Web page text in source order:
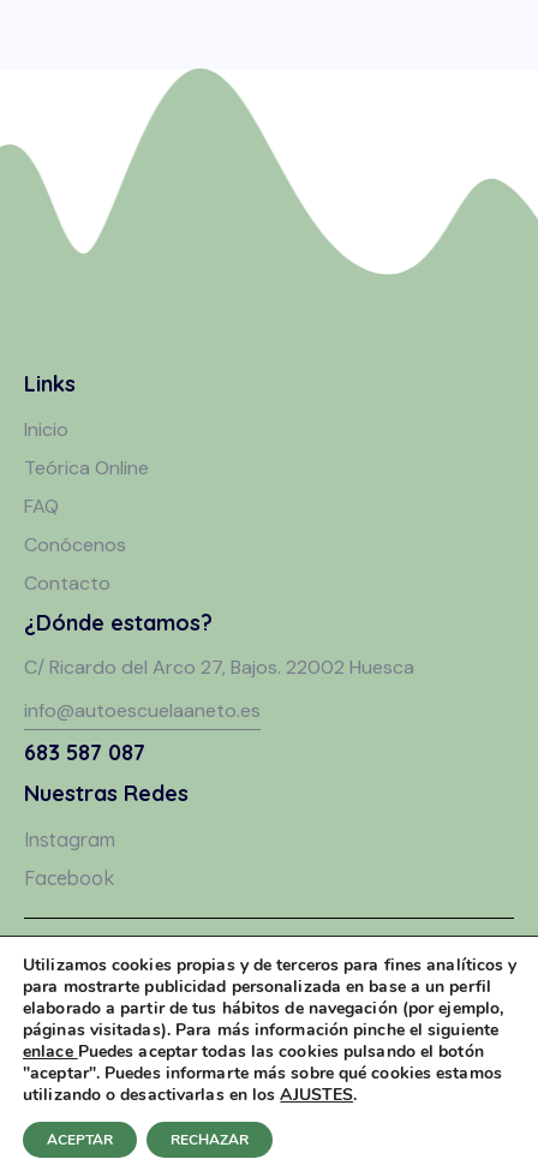
Links
Inicio
Teórica Online
FAQ
Conócenos
Contacto
¿Dónde estamos?
C/ Ricardo del Arco 27, Bajos. 22002 Huesca
info@autoescuelaaneto.es
683 587 087
Nuestras Redes
Instagram
Facebook
Aviso Legal
Política de Privacidad
Política de Cookies
Auto Escuela Aneto 2026. © Todos los derechos reservados
Utilizamos cookies propias y de terceros para fines analíticos y
para mostrarte publicidad personalizada en base a un perfil
elaborado a partir de tus hábitos de navegación (por ejemplo,
páginas visitadas). Para más información pinche el siguiente
enlace Puedes aceptar todas las cookies pulsando el botón
"aceptar". Puedes informarte más sobre qué cookies estamos
utilizando o desactivarlas en losAJUSTES.
ACEPTAR RECHAZAR